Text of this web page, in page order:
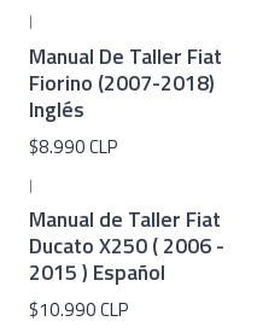
|
Manual De Taller Fiat
Fiorino (2007-2018)
Inglés
$8.990 CLP
|
Manual de Taller Fiat
Ducato X250 ( 2006 -
2015 ) Español
$10.990 CLP